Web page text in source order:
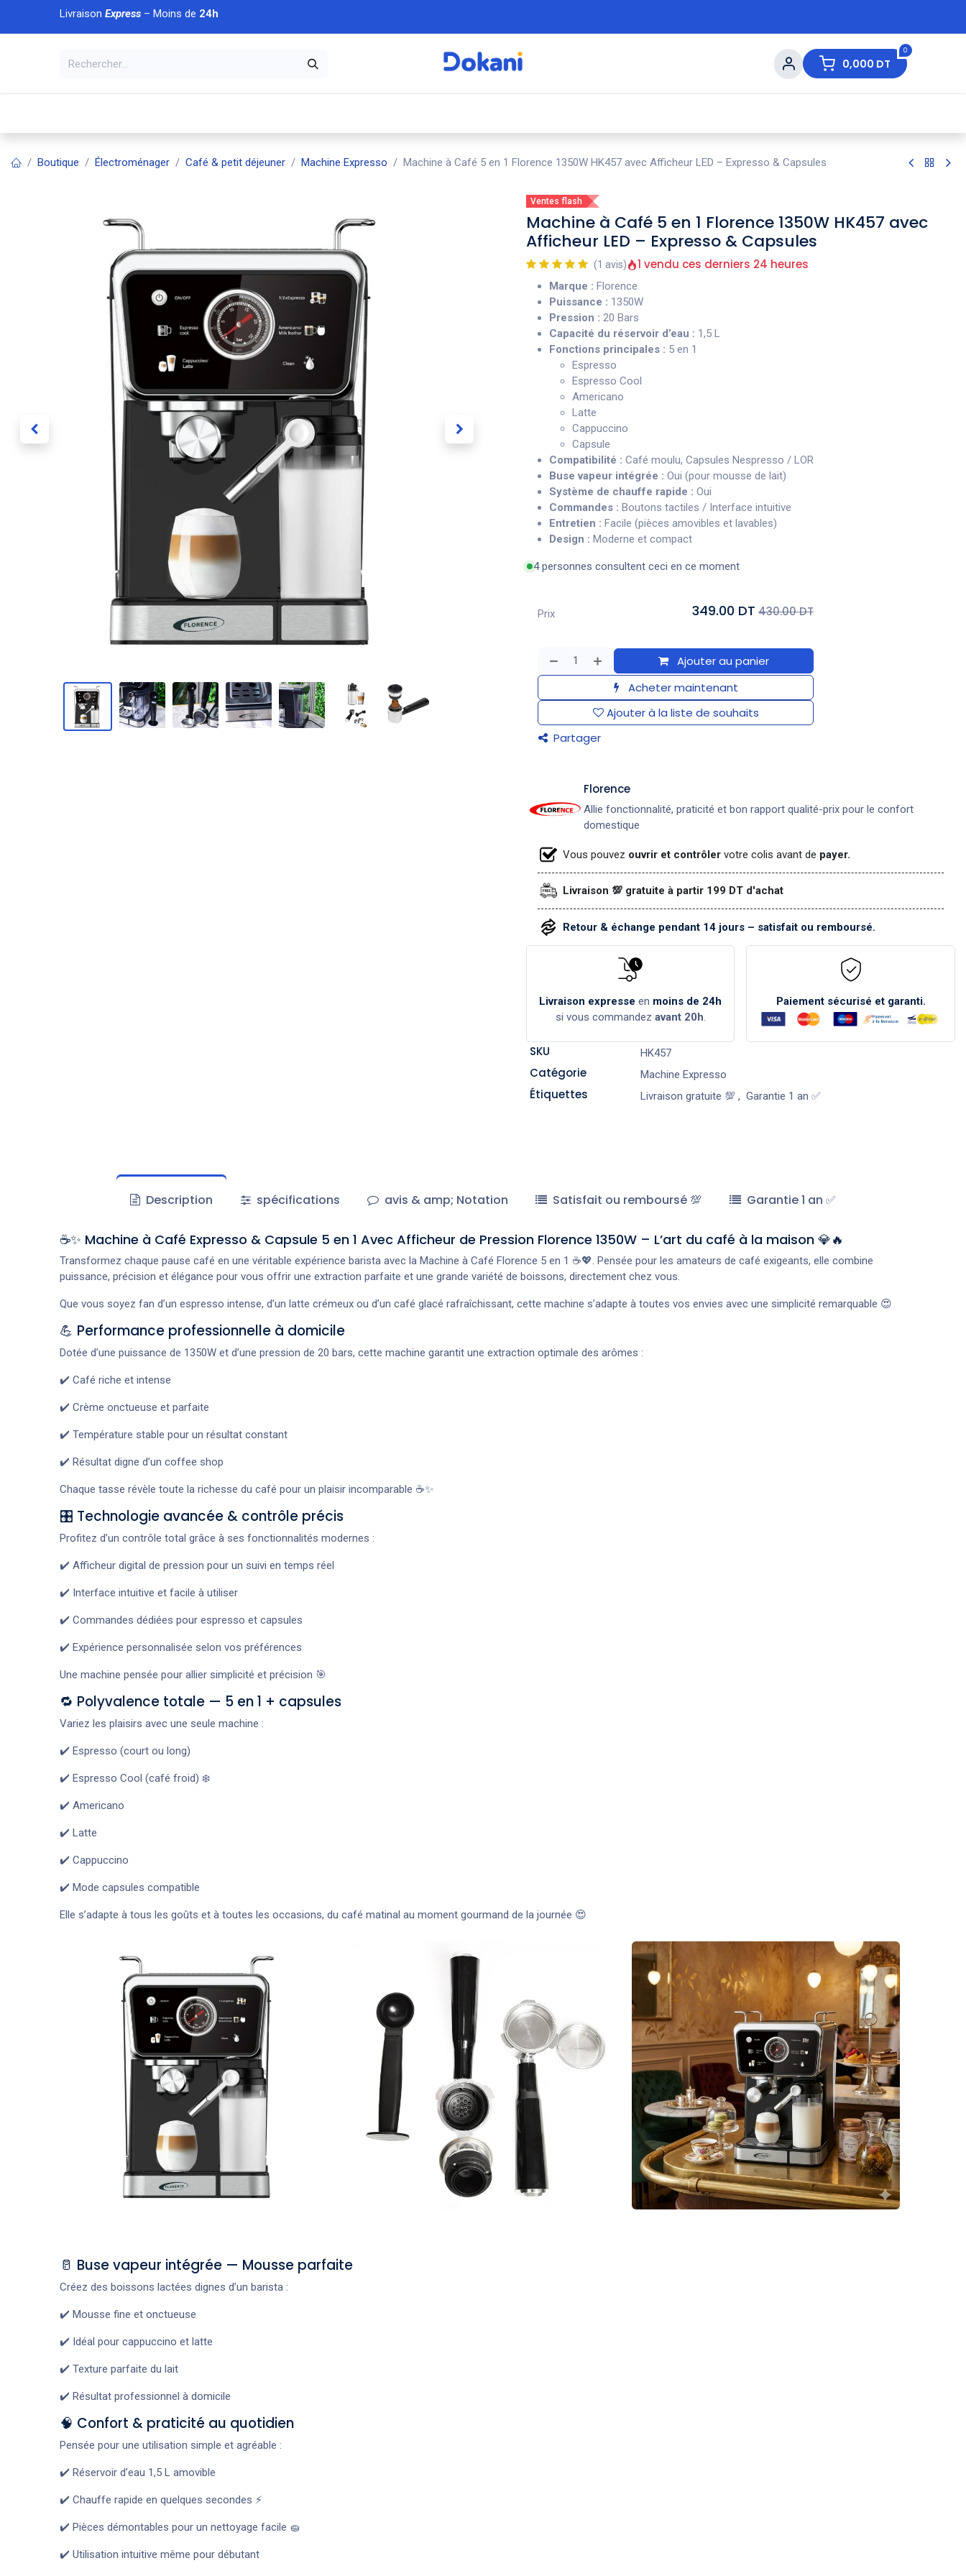
Se rendre au contenu
Livraison Express– Moins de 24h
0
0,000 DT
À DÉCOUVRIR
Boutique Électroménager Café & petit déjeuner Machine Expresso Machine à Café 5 en 1 Florence 1350W HK457 avec Afficheur LED – Expresso & Capsules
Ventes flash
Machine à Café 5 en 1 Florence 1350W HK457 avec
Afficheur LED – Expresso & Capsules
(1 avis) 1 vendu ces derniers 24 heures
Marque : Florence
Puissance : 1350W
Pression : 20 Bars
Capacité du réservoir d’eau : 1,5 L
Fonctions principales : 5 en 1
Espresso
Espresso Cool
Americano
Latte
Cappuccino
Capsule
Compatibilité : Café moulu, Capsules Nespresso / LOR
Buse vapeur intégrée : Oui (pour mousse de lait)
Système de chauffe rapide : Oui
Commandes : Boutons tactiles / Interface intuitive
Entretien : Facile (pièces amovibles et lavables)
Design : Moderne et compact
4 personnes consultent ceci en ce moment
Ajouter au panier
Acheter maintenant
Ajouter à la liste de souhaits
Partager
Prix 349.00 DT 430.00 DT
​Florence
Allie fonctionnalité, praticité et bon rapport qualité-prix pour le confort
domestique
Vous pouvez ouvrir et contrôler votre colis avant de payer.
Livraison 💯 gratuite à partir 199 DT d'achat
Retour & échange pendant 14 jours – satisfait ou remboursé.
Livraison expresse en moins de 24h
si vous commandez avant 20h.
Paiement sécurisé et garanti.
SKU HK457
Catégorie Machine Expresso
Étiquettes Livraison gratuite 💯 , Garantie 1 an ✅
Description spécifications avis & amp; Notation Satisfait ou remboursé 💯 Garantie 1 an ✅
☕✨ Machine à Café Expresso & Capsule 5 en 1 Avec Afficheur de Pression Florence 1350W – L’art du café à la maison 💎🔥
Transformez chaque pause café en une véritable expérience barista avec la Machine à Café Florence 5 en 1 ☕💖. Pensée pour les amateurs de café exigeants, elle combine
puissance, précision et élégance pour vous offrir une extraction parfaite et une grande variété de boissons, directement chez vous.
Que vous soyez fan d’un espresso intense, d’un latte crémeux ou d’un café glacé rafraîchissant, cette machine s’adapte à toutes vos envies avec une simplicité remarquable 😍
💪 Performance professionnelle à domicile
Dotée d’une puissance de 1350W et d’une pression de 20 bars, cette machine garantit une extraction optimale des arômes :
✔️ Café riche et intense
✔️ Crème onctueuse et parfaite
✔️ Température stable pour un résultat constant
✔️ Résultat digne d’un coffee shop
Chaque tasse révèle toute la richesse du café pour un plaisir incomparable ☕✨
🎛️ Technologie avancée & contrôle précis
Profitez d’un contrôle total grâce à ses fonctionnalités modernes :
✔️ Afficheur digital de pression pour un suivi en temps réel
✔️ Interface intuitive et facile à utiliser
✔️ Commandes dédiées pour espresso et capsules
✔️ Expérience personnalisée selon vos préférences
Une machine pensée pour allier simplicité et précision 🎯
🔁 Polyvalence totale — 5 en 1 + capsules
Variez les plaisirs avec une seule machine :
✔️ Espresso (court ou long)
✔️ Espresso Cool (café froid) ❄️
✔️ Americano
✔️ Latte
✔️ Cappuccino
✔️ Mode capsules compatible
Elle s’adapte à tous les goûts et à toutes les occasions, du café matinal au moment gourmand de la journée 😍
🥛 Buse vapeur intégrée — Mousse parfaite
Créez des boissons lactées dignes d’un barista :
✔️ Mousse fine et onctueuse
✔️ Idéal pour cappuccino et latte
✔️ Texture parfaite du lait
✔️ Résultat professionnel à domicile
🧠 Confort & praticité au quotidien
Pensée pour une utilisation simple et agréable :
✔️ Réservoir d’eau 1,5 L amovible
✔️ Chauffe rapide en quelques secondes ⚡
✔️ Pièces démontables pour un nettoyage facile 🧽
✔️ Utilisation intuitive même pour débutant